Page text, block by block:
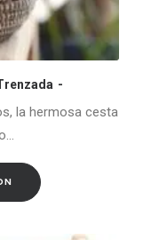
la hermosa cesta